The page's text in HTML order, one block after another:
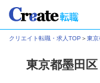
クリエイト転職・求人TOP ＞東京
東京都墨田